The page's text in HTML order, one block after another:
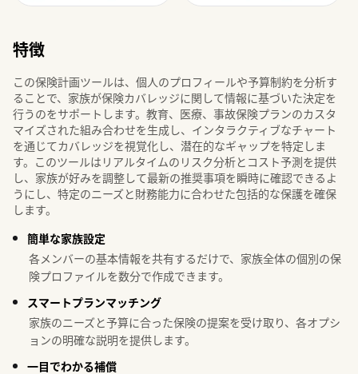
特徴
この保険計画ツールは、個人のプロフィールや予算制約を分析す
ることで、家族が保険カバレッジに関して情報に基づいた決定を
行うのをサポートします。教育、医療、事故保険プランのカスタ
マイズされた組み合わせを生成し、インタラクティブなチャート
を通じてカバレッジを視覚化し、潜在的なギャップを特定しま
す。このツールはリアルタイムのリスク分析とコスト予測を提供
し、家族が好みを調整して最新の推奨事項を瞬時に確認できるよ
うにし、特定のニーズと財務能力に合わせた包括的な保護を確保
します。
簡単な家族設定
各メンバーの基本情報を共有するだけで、家族全体の個別の保
険プロファイルを数分で作成できます。
スマートプランマッチング
家族のニーズと予算に合った保険の提案を受け取り、各オプシ
ョンの明確な説明を提供します。
一目でわかる補償